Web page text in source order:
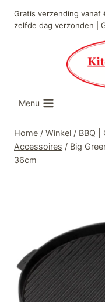
naar
Gratis verzending vanaf
zelfde dag verzonden |
Menu
Home / Winkel / BBQ |
Accessoires / Big
36cm